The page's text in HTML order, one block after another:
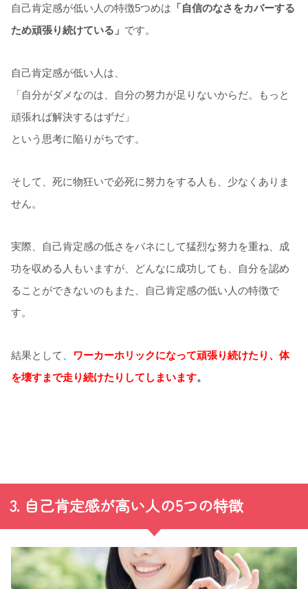
自己肯定感が低い人の特徴5つめは 「自信のなさをカバーする
ため頑張り続けている」 です。
自己肯定感が低い人は、
「自分がダメなのは、自分の努力が足りないからだ。もっと
頑張れば解決するはずだ」
という思考に陥りがちです。
そして、死に物狂いで必死に努力をする人も、少なくありま
せん。
実際、自己肯定感の低さをバネにして猛烈な努力を重ね、成
功を収める人もいますが、どんなに成功しても、自分を認め
ることができないのもまた、自己肯定感の低い人の特徴で
す。
結果として、
ワーカーホリックになって頑張り続けたり、体
を壊すまで走り続けたりしてしまいます。
3. 自己肯定感が高い人の5つの特徴